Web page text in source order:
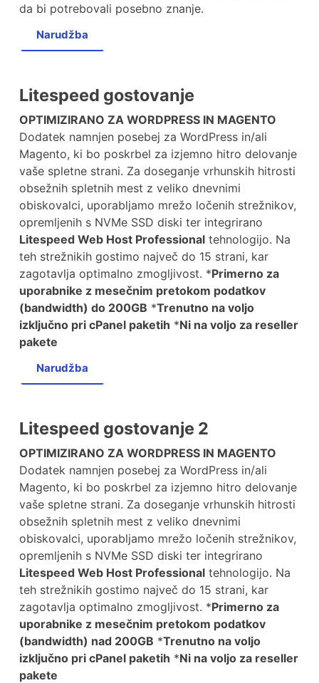
da bi potrebovali posebno znanje.
Narudžba
Litespeed gostovanje
OPTIMIZIRANO ZA WORDPRESS IN MAGENTO
Dodatek namnjen posebej za WordPress in/ali
Magento, ki bo poskrbel za izjemno hitro delovanje
vaše spletne strani. Za doseganje vrhunskih hitrosti
obsežnih spletnih mest z veliko dnevnimi
obiskovalci, uporabljamo mrežo ločenih strežnikov,
opremljenih s NVMe SSD diski ter integrirano
Litespeed Web Host Professional tehnologijo. Na
teh strežnikih gostimo največ do 15 strani, kar
zagotavlja optimalno zmogljivost. *Primerno za
uporabnike z mesečnim pretokom podatkov
(bandwidth) do 200GB *Trenutno na voljo
izključno pri cPanel paketih *Ni na voljo za reseller
pakete
Narudžba
Litespeed gostovanje 2
OPTIMIZIRANO ZA WORDPRESS IN MAGENTO
Dodatek namnjen posebej za WordPress in/ali
Magento, ki bo poskrbel za izjemno hitro delovanje
vaše spletne strani. Za doseganje vrhunskih hitrosti
obsežnih spletnih mest z veliko dnevnimi
obiskovalci, uporabljamo mrežo ločenih strežnikov,
opremljenih s NVMe SSD diski ter integrirano
Litespeed Web Host Professional tehnologijo. Na
teh strežnikih gostimo največ do 15 strani, kar
zagotavlja optimalno zmogljivost. *Primerno za
uporabnike z mesečnim pretokom podatkov
(bandwidth) nad 200GB *Trenutno na voljo
izključno pri cPanel paketih *Ni na voljo za reseller
pakete